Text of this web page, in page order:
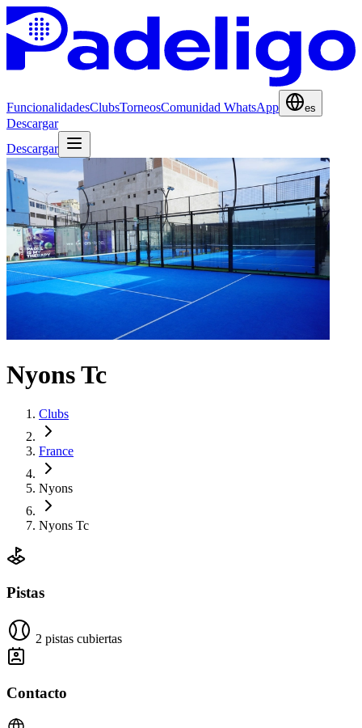
FuncionalidadesClubsTorneosComunidad WhatsApp es
Descargar
Descargar
Nyons Tc
Clubs
France
Nyons
Nyons Tc
Pistas
2 pistas cubiertas
Contacto